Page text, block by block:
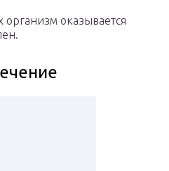
организм оказывается